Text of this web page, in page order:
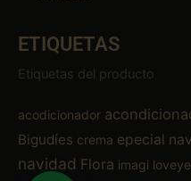
ETIQUETAS
Etiquetas del producto
acodicionador
Bigudíes crema epecial
navidad Flora imagi